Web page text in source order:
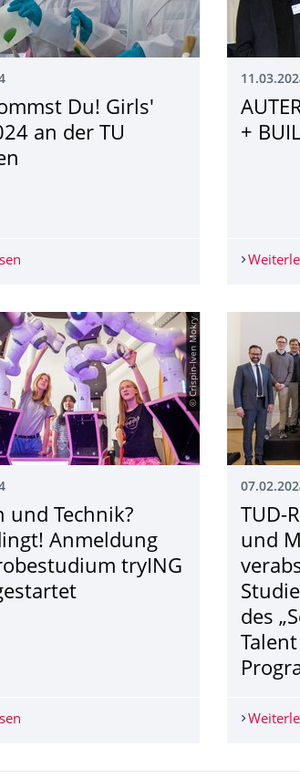
Du! Girls'
an der TU
Jetzt kommst Du! Girls' Day 2024 an der TU
+
© Crispin-Iven Mokry
und Technik?
Anmeldung
tryING
Frauen und Technik? Unbedingt!
und
des